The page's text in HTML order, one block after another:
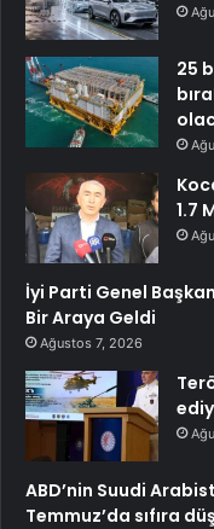
25
1.7
İyi Parti Genel
Bir Araya Geldi
Ağustos 7, 2026
ABD’nin Suudi
Temmuz’da sıfıra